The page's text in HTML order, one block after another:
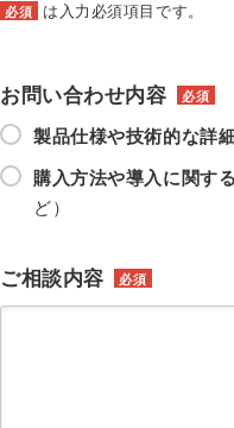
必須 は入力必須項目です。
お問い合わせ内容 必須
製品仕様や技術的な詳
購入方法や導入に関す
ど）
ご相談内容 必須